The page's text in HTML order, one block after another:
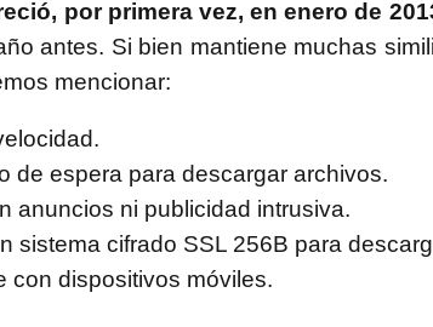
por primera vez, en enero de
antes. Si bien mantiene muchas
mencionar:
de espera para descargar archivos.
anuncios ni publicidad intrusiva.
sistema cifrado SSL 256B para
con dispositivos móviles.